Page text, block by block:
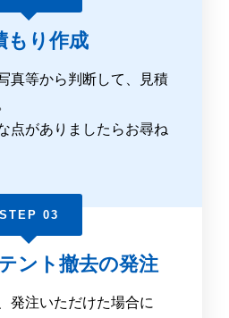
もり作成
真等から判断して、見積
点がありましたらお尋ね
STEP 03
ント撤去の発注
発注いただけた場合に